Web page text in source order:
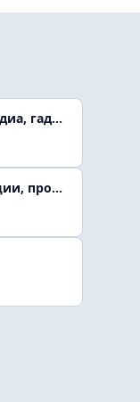
Палач Говорит | IT, медиа, гaджеты, скидки
«Палач» | Скидки, акции, промокоды